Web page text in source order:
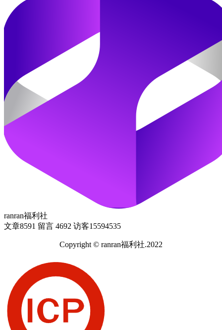
ranran福利社
文章8591 留言 4692 访客15594535
Copyright © ranran福利社.2022